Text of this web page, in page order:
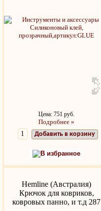
Цена: 751 руб.
Подробнее »
Добавить в корзину
В избранное
Hemline (Австралия)
Крючок для ковриков,
ковровых панно, и т.д 287